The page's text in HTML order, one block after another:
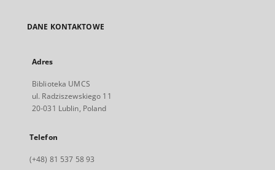
DANE KONTAKTOWE
Adres
Biblioteka UMCS
ul. Radziszewskiego 11
20-031 Lublin, Poland
Telefon
(+48) 81 537 58 93